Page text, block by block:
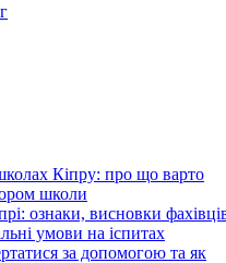
Кіпру: про що варто
школи
ознаки, висновки
умови на іспитах
за допомогою та як